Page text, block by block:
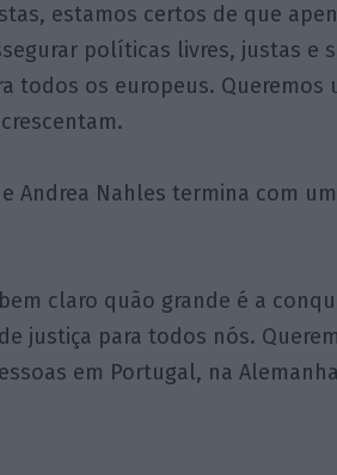
estamos certos de que
políticas livres, justas e
todos os europeus. Queremos
Andrea Nahles termina com
claro quão grande é a
justiça para todos nós.
em Portugal, na